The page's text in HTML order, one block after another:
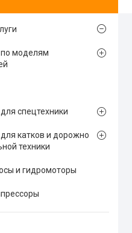
по моделям
спецтехники
катков и дорожно
техники
и гидромоторы